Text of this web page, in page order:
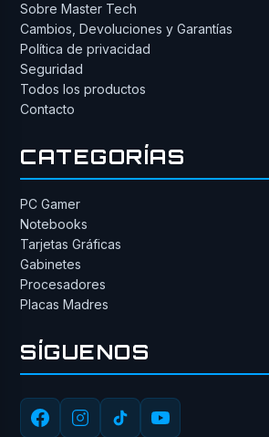
Sobre Master Tech
Cambios, Devoluciones y Garantías
Política de privacidad
Seguridad
Todos los productos
Contacto
CATEGORÍAS
PC Gamer
Notebooks
Tarjetas Gráficas
Gabinetes
Procesadores
Placas Madres
SÍGUENOS